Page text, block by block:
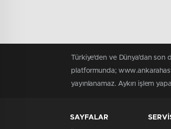
Türkiye'den ve Dünya’dan
platformunda;
yayınlanamaz. Aykırı işlem
SAYFALAR